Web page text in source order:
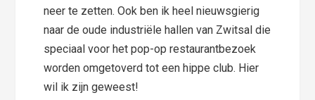
neer te zetten. Ook ben ik heel nieuwsgierig
naar de oude industriële hallen van Zwitsal die
speciaal voor het pop-op restaurantbezoek
worden omgetoverd tot een hippe club. Hier
wil ik zijn geweest!